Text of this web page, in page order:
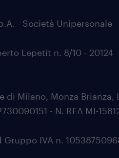
- Società Unipersonale
Lepetit n. 8/10 - 20124
di Milano, Monza Brianza,
- N. REA MI-
Gruppo IVA n.